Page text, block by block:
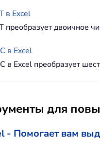
в Excel
преобразует двоичное
в Excel
в Excel преобразует
для
- Помогает вам